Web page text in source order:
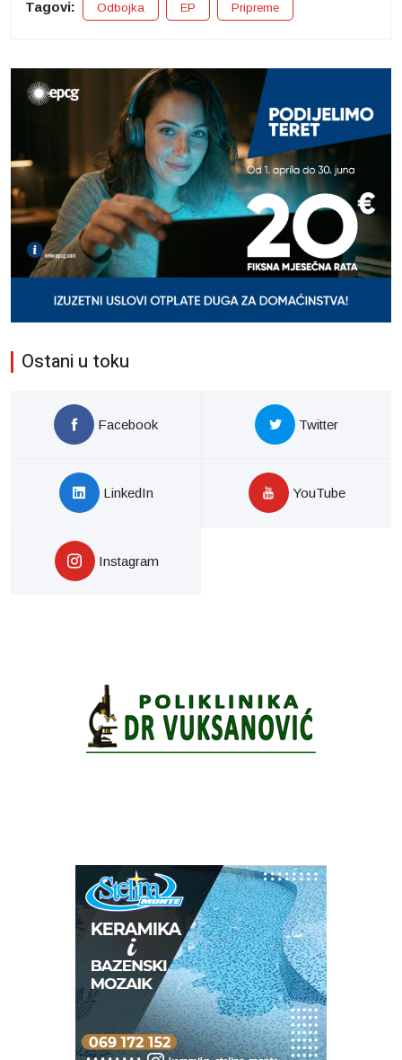
Tagovi: Odbojka EP Pripreme
Ostani u toku
Facebook Twitter
LinkedIn YouTube
Instagram